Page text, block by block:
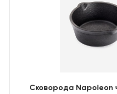
Сковорода Napoleon